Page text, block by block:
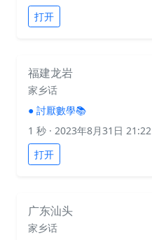
打开
福建龙岩
家乡话
● 討厭數學📚
1 秒 · 2023年8月31日 21:22
打开
广东汕头
家乡话